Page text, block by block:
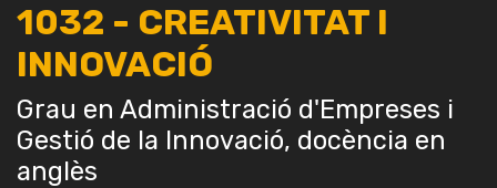
1032 - CREATIVITAT I
INNOVACIÓ
Grau en Administració d'Empreses i
Gestió de la Innovació, docència en
anglès